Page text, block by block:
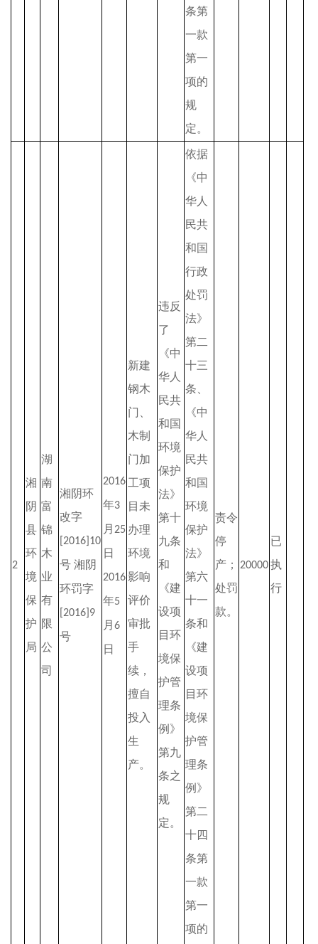
条第
一款
第一
项的
规
定。
2
湘
阴
县
环
境
保
护
局
湖
南
富
锦
木
业
有
限
公
司
湘阴环
改字
[2016]10
号 湘阴
环罚字
[2016]9
号
2016
年3
月 25
日
2016
年5
月 6
日
新建
钢木
门、
木制
门加
工项
目未
办理
环境
影响
评价
审批
手
续，
擅自
投入
生
产。
违反
了
《中
华人
民共
和国
环境
保护
法》
第十
九条
和
《建
设项
目环
境保
护管
理条
例》
第九
条之
规
定。
依据
《中
华人
民共
和国
行政
处罚
法》
第二
十三
条、
《中
华人
民共
和国
环境
保护
法》
第六
十一
条和
《建
设项
目环
境保
护管
理条
例》
第二
十四
条第
一款
第一
项的
责令
停
产；
处罚
款。
20000
已
执
行